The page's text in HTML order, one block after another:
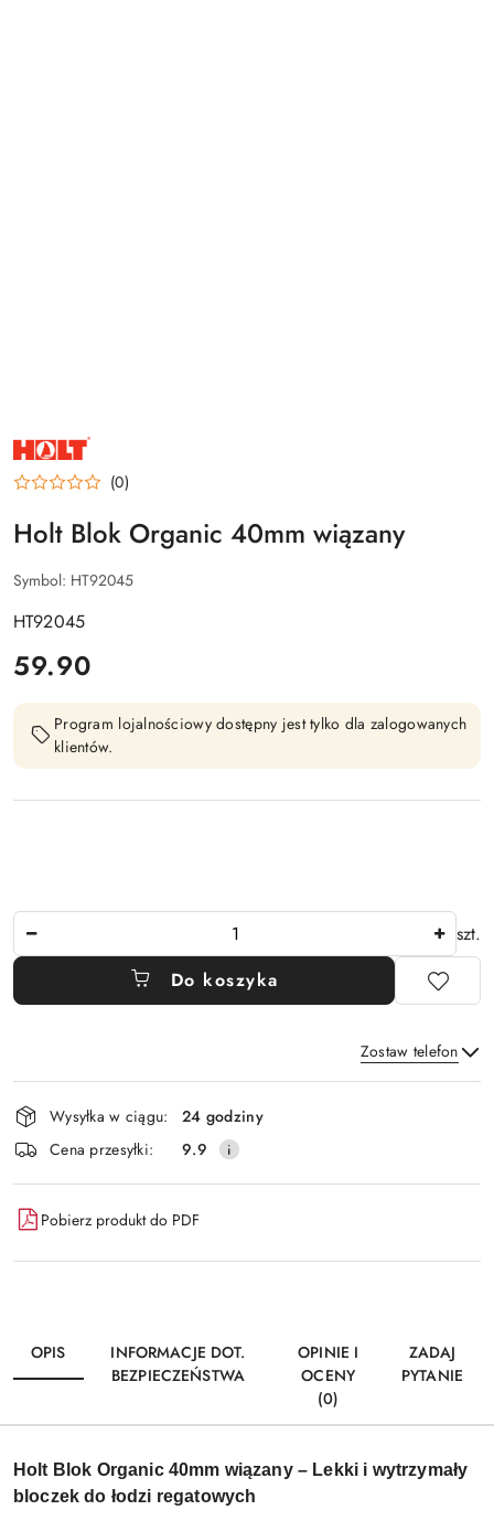
NAZWA
PRODUCENTA:
HOLT (0)
Holt Blok Organic 40mm wiązany
Symbol: HT92045
HT92045
cena:
59.90
Program lojalnościowy dostępny jest tylko dla zalogowanych
klientów.
szt.
Do koszyka
Zostaw telefon
Wyślij
Dostępność
i
dostawa
Wysyłka w ciągu:
24 godziny
Cena przesyłki:
9.9
Pobierz produkt do PDF
OPIS
INFORMACJE DOT.
BEZPIECZEŃSTWA
OPINIE I
OCENY
(0)
ZADAJ
PYTANIE
Holt Blok Organic 40mm wiązany – Lekki i wytrzymały
bloczek do łodzi regatowych